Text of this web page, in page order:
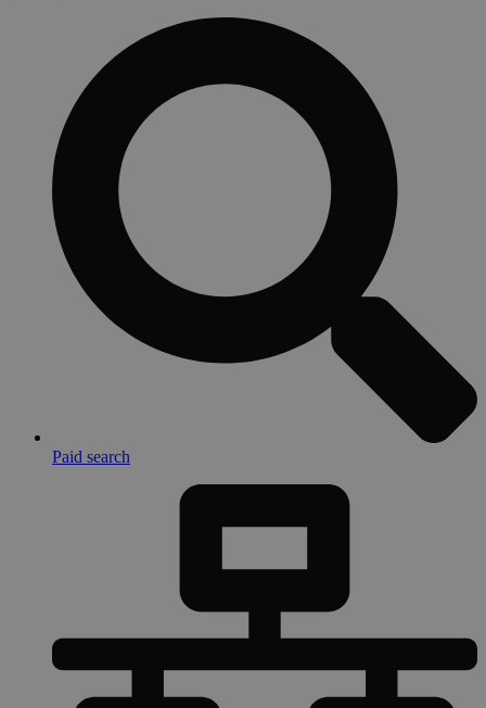
Paid search